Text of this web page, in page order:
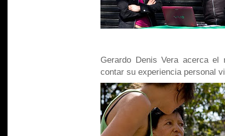
Gerardo Denis Vera acerca
contar su experiencia personal